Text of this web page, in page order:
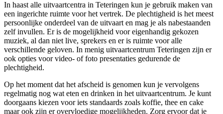
In haast alle uitvaartcentra in Teteringen kun je gebruik maken van
een ingerichte ruimte voor het vertrek. De plechtigheid is het meest
persoonlijke onderdeel van de uitvaart en mag je als nabestaanden
zelf invullen. Er is de mogelijkheid voor eigenhandig gekozen
muziek, al dan niet live, sprekers en er is ruimte voor alle
verschillende geloven. In menig uitvaartcentrum Teteringen zijn er
ook opties voor video- of foto presentaties gedurende de
plechtigheid.
Op het moment dat het afscheid is genomen kun je vervolgens
regelmatig nog wat eten en drinken in het uitvaartcentrum. Je kunt
doorgaans kiezen voor iets standaards zoals koffie, thee en cake
maar ook zijn er overvloedige mogelijkheden. Zorg ervoor dat je